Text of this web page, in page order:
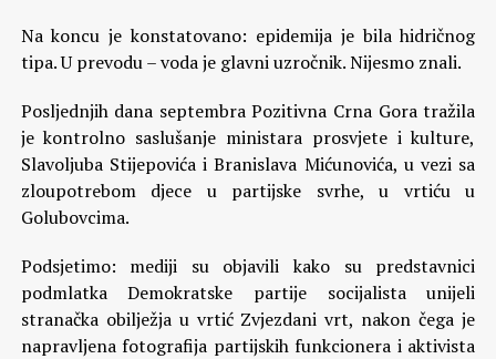
Na koncu je konstatovano: epidemija je bila hidričnog
tipa. U prevodu – voda je glavni uzročnik. Nijesmo znali.
Posljednjih dana septembra Pozitivna Crna Gora tražila
je kontrolno saslušanje ministara prosvjete i kulture,
Slavoljuba Stijepovića i Branislava Mićunovića, u vezi sa
zloupotrebom djece u partijske svrhe, u vrtiću u
Golubovcima.
Podsjetimo: mediji su objavili kako su predstavnici
podmlatka Demokratske partije socijalista unijeli
stranačka obilježja u vrtić Zvjezdani vrt, nakon čega je
napravljena fotografija partijskih funkcionera i aktivista